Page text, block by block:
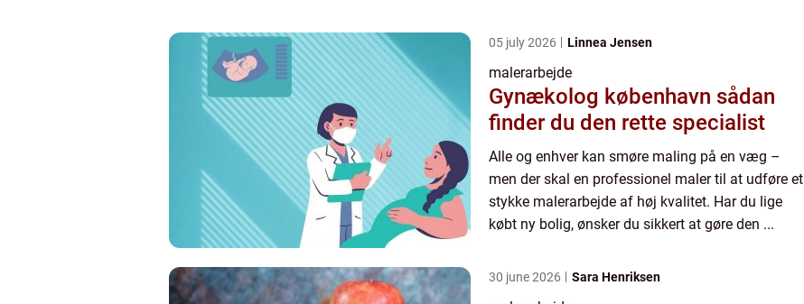
05 july 2026 Linnea Jensen
malerarbejde
Gynækolog københavn sådan
finder du den rette specialist
Alle og enhver kan smøre maling på en væg –
men der skal en professionel maler til at udføre et
stykke malerarbejde af høj kvalitet. Har du lige
købt ny bolig, ønsker du sikkert at gøre den ...
30 june 2026 Sara Henriksen